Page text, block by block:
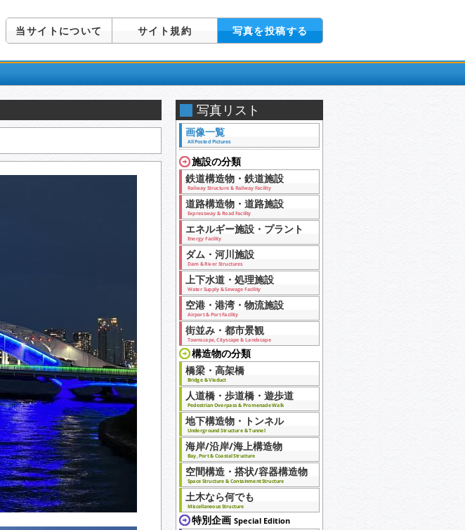
当サイトについて サイト規約 写真を投稿する
写真リスト
画像一覧
All Posted Pictures
施設の分類
鉄道構造物・鉄道施設
Railway Structure & Railway Facility
道路構造物・道路施設
Expressway & Road Facility
エネルギー施設・プラント
Energy Facility
ダム・河川施設
Dam & River Structures
上下水道・処理施設
Water Supply & Sewage Facility
空港・港湾・物流施設
Airport & Port Facility
街並み・都市景観
Townscape, Cityscape & Landscape
構造物の分類
橋梁・高架橋
Bridge & Viaduct
人道橋・歩道橋・遊歩道
Pedestrian Overpass & Promenade Walk
地下構造物・トンネル
Underground Structure & Tunnel
海岸/沿岸/海上構造物
Bay, Port & Coastal Structure
空間構造・搭状/容器構造物
Space Structure & Containment Structure
土木なら何でも
Miscellaneous Structure
特別企画 Special Edition